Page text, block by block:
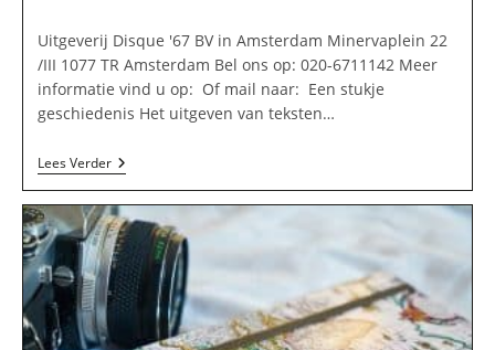
Uitgeverij Disque '67 BV in Amsterdam Minervaplein 22
/III 1077 TR Amsterdam Bel ons op: 020-6711142 Meer
informatie vind u op: Of mail naar: Een stukje
geschiedenis Het uitgeven van teksten…
Lees VerderUitgeverij
Disque
’67
BV
In
Amsterdam